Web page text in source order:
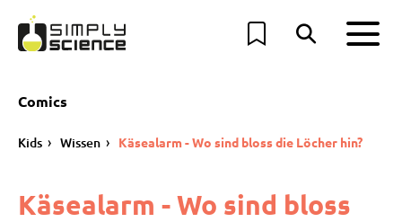
Comics
Kids Wissen Käsealarm - Wo sind bloss die Löcher hin?
Käsealarm - Wo sind bloss